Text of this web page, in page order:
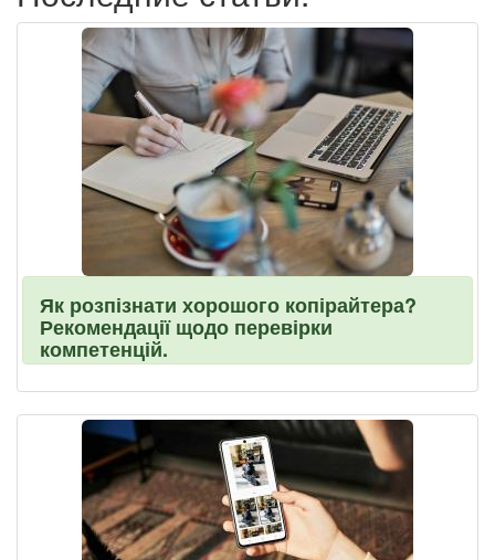
Як розпізнати хорошого копірайтера?
Рекомендації щодо перевірки
компетенцій.